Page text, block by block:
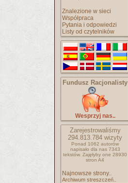
Znalezione w sieci
Współpraca
Pytania i odpowiedzi
Listy od czytelników
Fundusz Racjonalisty
Wesprzyj nas..
Zarejestrowaliśmy
294.813.784 wizyty
Ponad 1062 autorów
napisało dla nas 7343
tekstów. Zajęłyby one 28930
stron A4
Najnowsze strony..
Archiwum streszczeń..